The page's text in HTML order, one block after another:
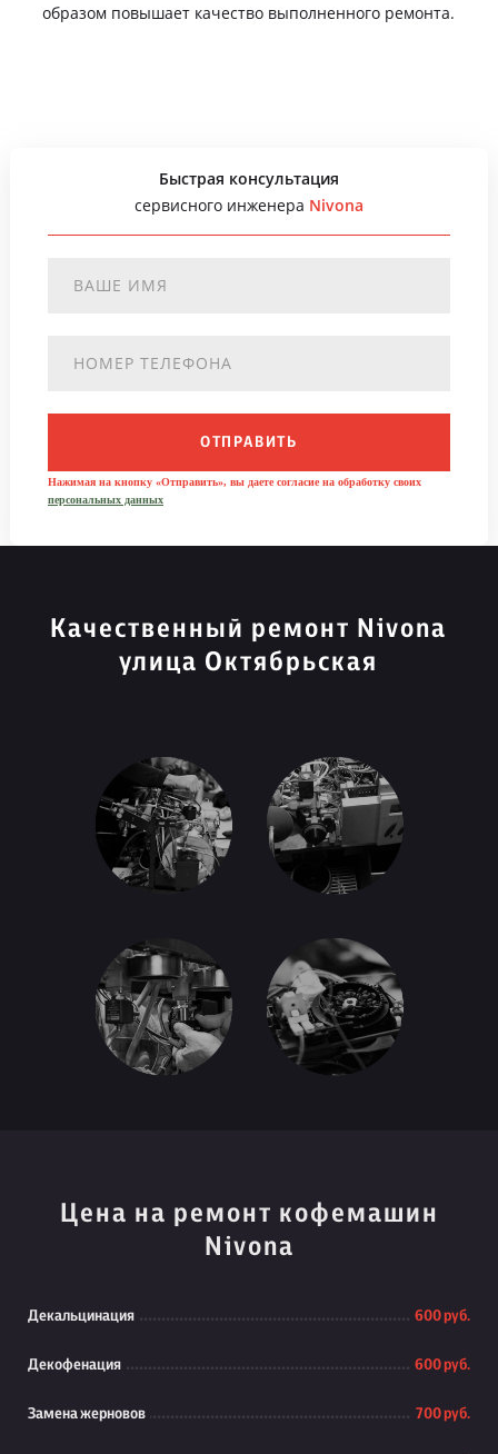
образом повышает качество выполненного ремонта.
Быстрая консультация
сервисного инженера Nivona
ОТПРАВИТЬ
Нажимая на кнопку «Отправить», вы даете согласие на обработку своих
персональных данных
Качественный ремонт Nivona
улица Октябрьская
Цена на ремонт кофемашин
Nivona
Декальцинация 600 руб.
Декофенация 600 руб.
Замена жерновов 700 руб.